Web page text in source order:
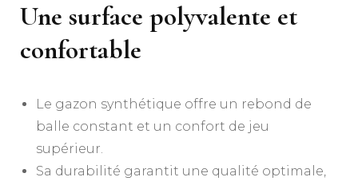
Une surface polyvalente et
confortable
Le gazon synthétique offre un rebond de
balle constant et un confort de jeu
supérieur.
Sa durabilité garantit une qualité optimale,